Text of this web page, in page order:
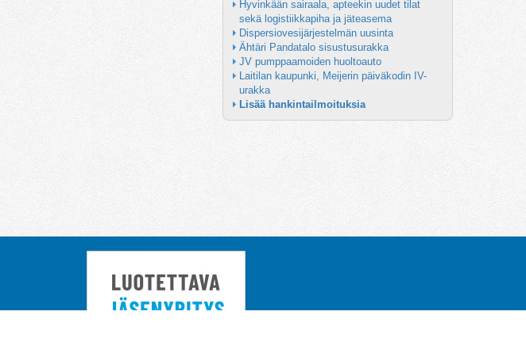
Hyvinkään sairaala, apteekin uudet tilat
sekä logistiikkapiha ja jäteasema
Dispersiovesijärjestelmän uusinta
Ähtäri Pandatalo sisustusurakka
JV pumppaamoiden huoltoauto
Laitilan kaupunki, Meijerin päiväkodin IV-
urakka
Lisää hankintailmoituksia